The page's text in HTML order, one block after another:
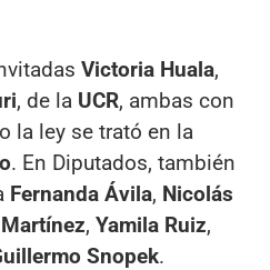
Victoria Huala,
, de la UCR, ambas con
la ley se trató en la
. En Diputados, también
Fernanda Ávila, Nicolás
, Yamila Ruiz,
Snopek.